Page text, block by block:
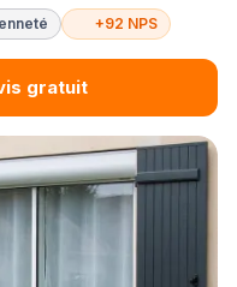
+92 NPS
gratuit